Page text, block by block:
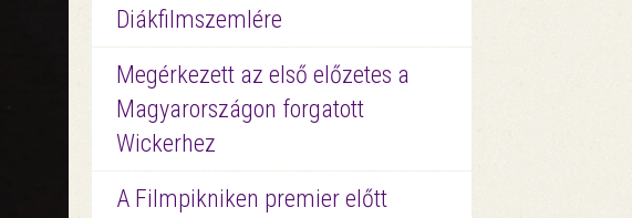
Diákfilmszemlére
Megérkezett az első előzetes a
Magyarországon forgatott
Wickerhez
A Filmpikniken premier előtt